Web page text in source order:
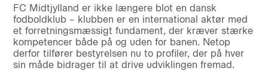
FC Midtjylland er ikke længere blot en dansk
fodboldklub – klubben er en international aktør med
et forretningsmæssigt fundament, der kræver stærke
kompetencer både på og uden for banen. Netop
derfor tilfører bestyrelsen nu to profiler, der på hver
sin måde bidrager til at drive udviklingen fremad.